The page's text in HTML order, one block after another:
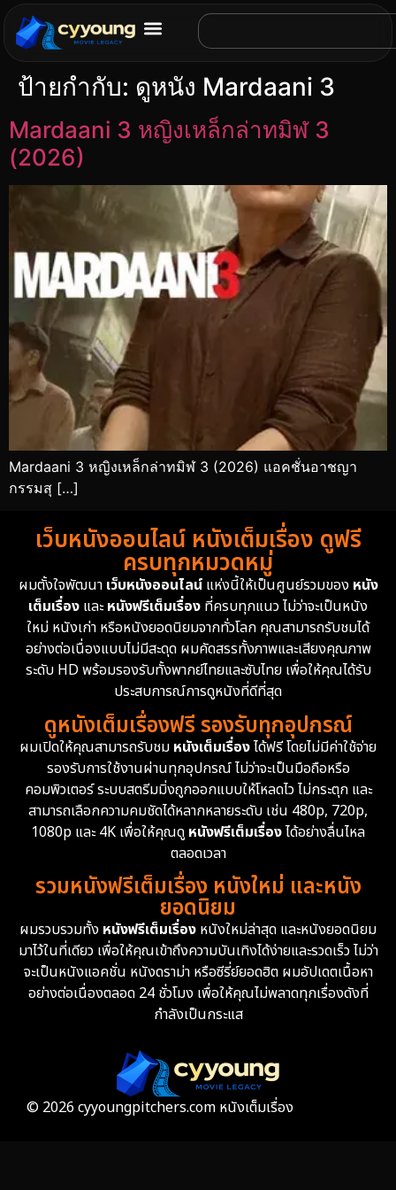
ป้ายกำกับ: ดูหนัง Mardaani 3
Mardaani 3 หญิงเหล็กล่าทมิฬ 3
(2026)
Mardaani 3 หญิงเหล็กล่าทมิฬ 3 (2026) แอคชั่นอาชญา
กรรมสุ […]
เว็บหนังออนไลน์ หนังเต็มเรื่อง ดูฟรี
ครบทุกหมวดหมู่
ผมตั้งใจพัฒนา เว็บหนังออนไลน์แห่งนี้ให้เป็นศูนย์รวมของ หนัง
เต็มเรื่อง และหนังฟรีเต็มเรื่อง ที่ครบทุกแนว ไม่ว่าจะเป็นหนัง
ใหม่ หนังเก่า หรือหนังยอดนิยมจากทั่วโลก คุณสามารถรับชมได้
อย่างต่อเนื่องแบบไม่มีสะดุด ผมคัดสรรทั้งภาพและเสียงคุณภาพ
ระดับ HD พร้อมรองรับทั้งพากย์ไทยและซับไทย เพื่อให้คุณได้รับ
ประสบการณ์การดูหนังที่ดีที่สุด
ดูหนังเต็มเรื่องฟรี รองรับทุกอุปกรณ์
ผมเปิดให้คุณสามารถรับชม หนังเต็มเรื่องได้ฟรี โดยไม่มีค่าใช้จ่าย
รองรับการใช้งานผ่านทุกอุปกรณ์ ไม่ว่าจะเป็นมือถือหรือ
คอมพิวเตอร์ ระบบสตรีมมิ่งถูกออกแบบให้โหลดไว ไม่กระตุก และ
สามารถเลือกความคมชัดได้หลากหลายระดับ เช่น 480p, 720p,
1080p และ 4K เพื่อให้คุณดูหนังฟรีเต็มเรื่องได้อย่างลื่นไหล
ตลอดเวลา
รวมหนังฟรีเต็มเรื่อง หนังใหม่ และหนัง
ยอดนิยม
ผมรวบรวมทั้ง หนังฟรีเต็มเรื่อง หนังใหม่ล่าสุด และหนังยอดนิยม
มาไว้ในที่เดียว เพื่อให้คุณเข้าถึงความบันเทิงได้ง่ายและรวดเร็ว ไม่ว่า
จะเป็นหนังแอคชั่น หนังดราม่า หรือซีรี่ย์ยอดฮิต ผมอัปเดตเนื้อหา
อย่างต่อเนื่องตลอด 24 ชั่วโมง เพื่อให้คุณไม่พลาดทุกเรื่องดังที่
กำลังเป็นกระแส
© 2026 cyyoungpitchers.com หนังเต็มเรื่อง